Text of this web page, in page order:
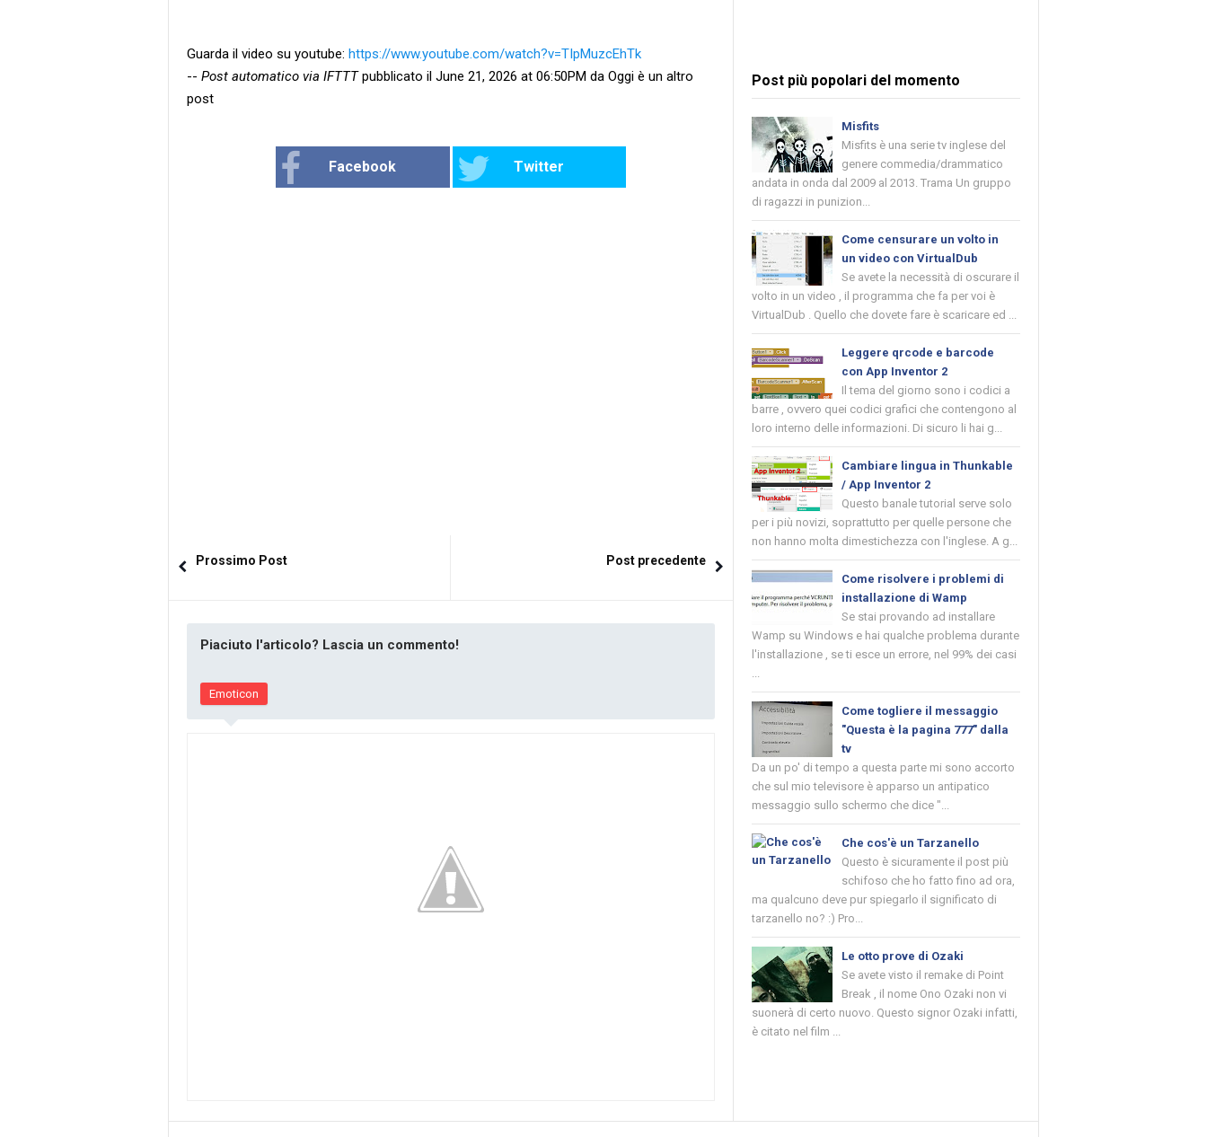
Guarda il video su youtube: https://www.youtube.com/watch?v=TIpMuzcEhTk
-- Post automatico via IFTTTpubblicato il June 21, 2026 at 06:50PM da Oggi è un altro
post
Facebook Twitter
Prossimo Post Post precedente
Piaciuto l'articolo? Lascia un commento!
Emoticon
Post più popolari del momento
Misfits
Misfits è una serie tv inglese del
genere commedia/drammatico
andata in onda dal 2009 al 2013. Trama Un gruppo
di ragazzi in punizion...
Come censurare un volto in
un video con VirtualDub
Se avete la necessità di oscurare il
volto in un video , il programma che fa per voi è
VirtualDub . Quello che dovete fare è scaricare ed ...
Leggere qrcode e barcode
con App Inventor 2
Il tema del giorno sono i codici a
barre , ovvero quei codici grafici che contengono al
loro interno delle informazioni. Di sicuro li hai g...
Cambiare lingua in Thunkable
/ App Inventor 2
Questo banale tutorial serve solo
per i più novizi, soprattutto per quelle persone che
non hanno molta dimestichezza con l'inglese. A g...
Come risolvere i problemi di
installazione di Wamp
Se stai provando ad installare
Wamp su Windows e hai qualche problema durante
l'installazione , se ti esce un errore, nel 99% dei casi
...
Come togliere il messaggio
"Questa è la pagina 777" dalla
tv
Da un po' di tempo a questa parte mi sono accorto
che sul mio televisore è apparso un antipatico
messaggio sullo schermo che dice "...
Che cos'è un Tarzanello
Questo è sicuramente il post più
schifoso che ho fatto fino ad ora,
ma qualcuno deve pur spiegarlo il significato di
tarzanello no? :) Pro...
Le otto prove di Ozaki
Se avete visto il remake di Point
Break , il nome Ono Ozaki non vi
suonerà di certo nuovo. Questo signor Ozaki infatti,
è citato nel film ...